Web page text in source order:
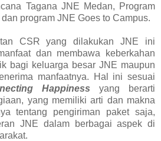
Tagana JNE Medan, Program
program JNE Goes to Campus.
CSR yang dilakukan JNE ini
dan membawa keberkahan
bagi keluarga besar JNE maupun
manfaatnya. Hal ini sesuai
Happiness yang berarti
yang memiliki arti dan makna
tentang pengiriman paket saja,
JNE dalam berbagai aspek di